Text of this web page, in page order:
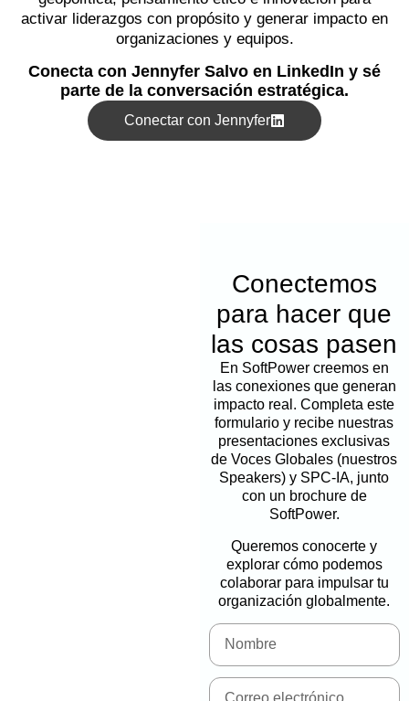
activar liderazgos con propósito y generar impacto en
organizaciones y equipos.
Conecta con Jennyfer Salvo en LinkedIn y sé
parte de la conversación estratégica.
Conectar con Jennyfer
Conectemos
para hacer que
las cosas pasen
En SoftPower creemos en
las conexiones que generan
impacto real. Completa este
formulario y recibe nuestras
presentaciones exclusivas
de Voces Globales (nuestros
Speakers) y SPC-IA, junto
con un brochure de
SoftPower.
Queremos conocerte y
explorar cómo podemos
colaborar para impulsar tu
organización globalmente.